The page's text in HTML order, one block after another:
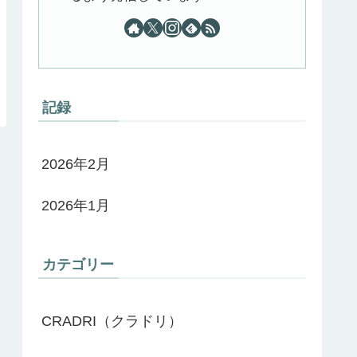
記録
2026年2月
2026年1月
カテゴリー
CRADRI（クラドリ）